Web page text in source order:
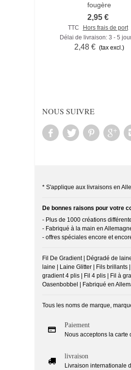
fougère
2,95 €
TTC
Hors frais de port
Délai de livraison: 3 - 5
2,48 € (tax excl.)
NOUS SUIVRE
* S'applique aux livraisons en
De bonnes raisons pour votre
- Plus de 1000 créations
- Fabriqué à la main en
- offres spéciales encore et
Fil De Gradient | Dégradé de
laine | Laine Glitter | Fils
gradient 4 plis | Fil 4 plis | Fil à
Oasenbobbel | Fabriqué en
Tous les noms de marque,
Paiement
Nous acceptons la carte
livraison
Livraison internationale